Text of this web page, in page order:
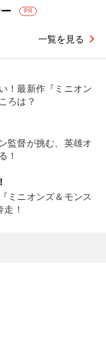
PR
一覧を見る
！最新作『ミニオン
ろは？
監督が挑む、英雄オ
！
ミニオンズ＆モンス
走！